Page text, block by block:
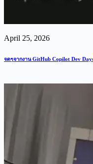
April 25, 2026
จดๆจากงาน GitHub Copilot Dev